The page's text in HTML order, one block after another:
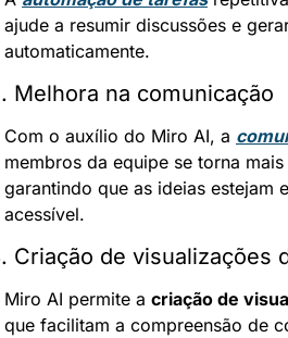
ajude a resumir discussões e
automaticamente.
Melhora na comunicação
Com o auxílio do Miro AI, a
membros da equipe se torna
garantindo que as ideias estejam
acessível.
Criação de visualizações
Miro AI permite a criação de
que facilitam a compreensão de